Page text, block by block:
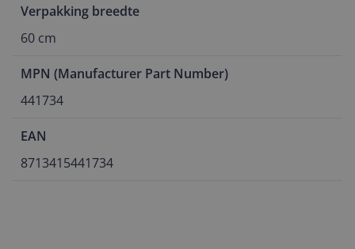
Verpakking breedte
60 cm
MPN (Manufacturer Part Number)
441734
EAN
8713415441734